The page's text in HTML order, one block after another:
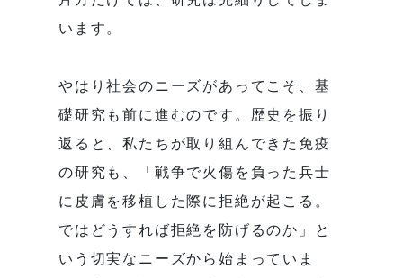
います。
やはり社会のニーズがあってこそ、基
礎研究も前に進むのです。歴史を振り
返ると、私たちが取り組んできた免疫
の研究も、「戦争で火傷を負った兵士
に皮膚を移植した際に拒絶が起こる。
ではどうすれば拒絶を防げるのか」と
いう切実なニーズから始まっていま